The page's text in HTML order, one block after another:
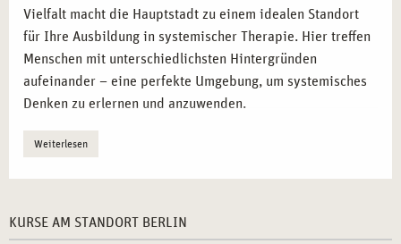
Vielfalt macht die Hauptstadt zu einem idealen Standort
für Ihre Ausbildung in systemischer Therapie. Hier treffen
Menschen mit unterschiedlichsten Hintergründen
aufeinander – eine perfekte Umgebung, um systemisches
Denken zu erlernen und anzuwenden.
Vielschichtige soziale Realitäten:
Fachkräften:Die Nachfrage nach systemischer Beratung
Weiterlesen
KURSE AM STANDORT BERLIN